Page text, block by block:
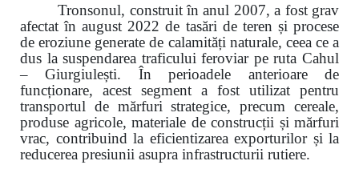
Tronsonul, construit în anul 2007, a fost grav
afectat în august 2022 de tasări de teren și procese
de eroziune generate de calamități naturale, ceea ce a
dus la suspendarea traficului feroviar pe ruta Cahul
– Giurgiulești. În perioadele anterioare de
funcționare, acest segment a fost utilizat pentru
transportul de mărfuri strategice, precum cereale,
produse agricole, materiale de construcții și mărfuri
vrac, contribuind la eficientizarea exporturilor și la
reducerea presiunii asupra infrastructurii rutiere.